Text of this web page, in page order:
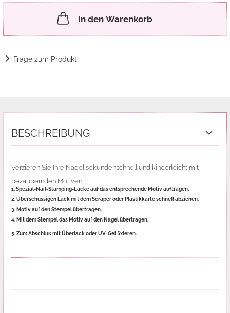
In den Warenkorb
Frage zum Produkt
BESCHREIBUNG
Verzieren Sie Ihre Nägel sekundenschnell und kinderleicht mit
bezaubernden Motiven.
1. Spezial-Nail-Stamping-Lacke auf das entsprechende Motiv auftragen.
2. Überschüssigen Lack mit dem Scraper oder Plastikkarte schnell abziehen.
3. Motiv auf den Stempel übertragen.
4. Mit dem Stempel das Motiv auf den Nagel übertragen.
5. Zum Abschluß mit Überlack oder UV-Gel fixieren.